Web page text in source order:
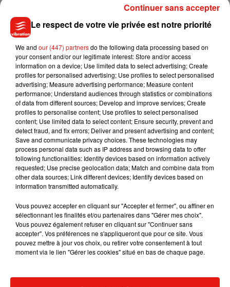
Musique
5 août 2026
Benny Blanco invite Selena Gomez et
Becky G sur son nouveau single
4 août 2026
Tiny Desk invite Charlie Puth pour une
live session solaire
Le respect de votre vie privée est notre priorité
We and our (447) partnersdo the following data processing based on
your consent and/or our legitimate interest: Store and/or access
information on a device; Use limited data to select advertising; Create
profiles for personalised advertising; Use profiles to select personalised
advertising; Measure advertising performance; Measure content
performance; Understand audiences through statistics or combinations
of data from different sources; Develop and improve services; Create
profiles to personalise content; Use profiles to select personalised
content; Use limited data to select content; Ensure security, prevent and
detect fraud, and fix errors; Deliver and present advertising and content;
Save and communicate privacy choices. These technologies may
process personal data such as IP address and browsing data to offer
following functionalities: Identify devices based on information actively
requested; Use precise geolocation data; Match and combine data from
other data sources; Link different devices; Identify devices based on
information transmitted automatically.
Vous pouvez accepter en cliquant sur "Accepter et fermer", ou affiner en
sélectionnant les finalités et/ou partenaires dans "Gérer mes choix".
Vous pouvez également refuser en cliquant sur "Continuer sans
accepter". Vos préférences ne s'appliqueront que pour ce site. Vous
pouvez mettre à jour vos choix, ou retirer votre consentement à tout
moment via le lien "Gérer les cookies" situé en bas de chaque page.
Continuer sans accepter